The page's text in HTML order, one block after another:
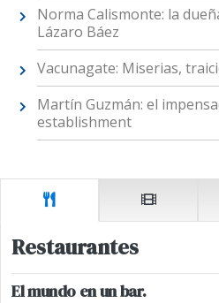
Norma Calismonte: la
Lázaro Báez
Vacunagate: Miserias,
Martín Guzmán: el
establishment
Restaurantes
El mundo en un bar.